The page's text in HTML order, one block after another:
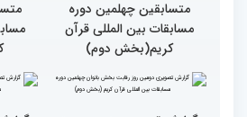
و قابل توصیف نیست